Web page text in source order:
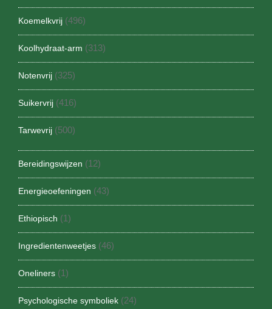
Koemelkvrij (496)
Koolhydraat-arm (313)
Notenvrij (325)
Suikervrij (416)
Tarwevrij (500)
Bereidingswijzen (12)
Energieoefeningen (43)
Ethiopisch (1)
Ingredientenweetjes (46)
Oneliners (1)
Psychologische symboliek (24)